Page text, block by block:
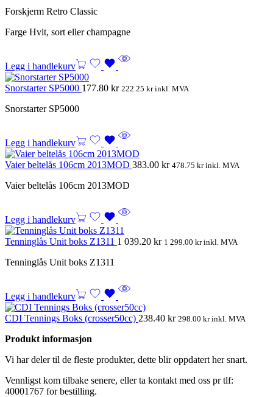
Forskjerm Retro Classic
Farge Hvit, sort eller champagne
Legg i handlekurv
Snorstarter SP5000 177.80 kr 222.25 krinkl. MVA
Snorstarter SP5000
Legg i handlekurv
Vaier beltelås 106cm 2013MOD 383.00 kr 478.75 krinkl. MVA
Vaier beltelås 106cm 2013MOD
Legg i handlekurv
Tenninglås Unit boks Z1311 1 039.20 kr 1 299.00 krinkl. MVA
Tenninglås Unit boks Z1311
Legg i handlekurv
CDI Tennings Boks (crosser50cc) 238.40 kr 298.00 krinkl. MVA
Produkt informasjon
Vi har deler til de fleste produkter, dette blir oppdatert her snart.
Vennligst kom tilbake senere, eller ta kontakt med oss pr tlf:
40001767 for bestilling.